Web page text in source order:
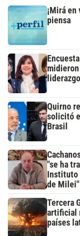
¡Mirá
piensa
Quirno
solicitó
Brasil
"se ha
de Milei"
Tercera
artificial
países